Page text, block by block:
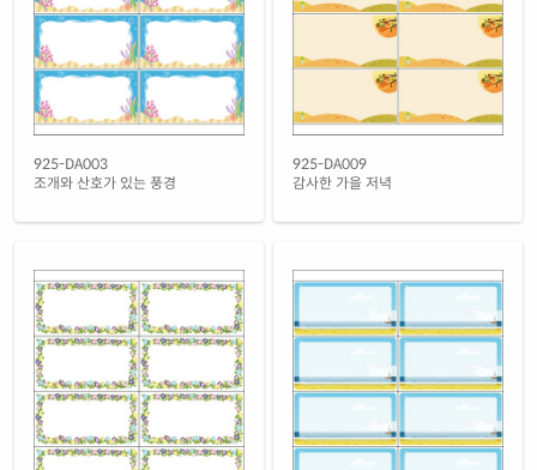
925-DA003
조개와 산호가 있는 풍경
925-DA009
감사한 가을 저녁